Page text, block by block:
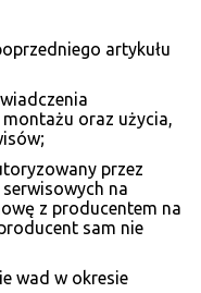
artykułu
oraz użycia,
przez
na
z producentem na
sam nie
wad w okresie